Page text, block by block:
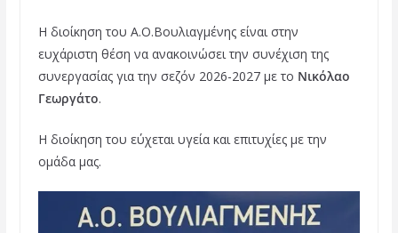
o
o
k
e
r
r
e
s
Η διοίκηση του Α.Ο.Βουλιαγμένης είναι στην
ευχάριστη θέση να ανακοινώσει την συνέχιση της
συνεργασίας για την σεζόν 2026-2027 με το Νικόλαο
Γεωργάτο.
Η διοίκηση του εύχεται υγεία και επιτυχίες με την
ομάδα μας.